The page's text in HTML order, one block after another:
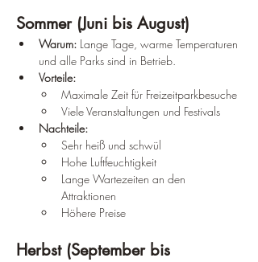
Sommer (Juni bis August)
Warum: Lange Tage, warme Temperaturen
und alle Parks sind in Betrieb.
Vorteile:
Maximale Zeit für Freizeitparkbesuche
Viele Veranstaltungen und Festivals
Nachteile:
Sehr heiß und schwül
Hohe Luftfeuchtigkeit
Lange Wartezeiten an den
Attraktionen
Höhere Preise
Herbst (September bis